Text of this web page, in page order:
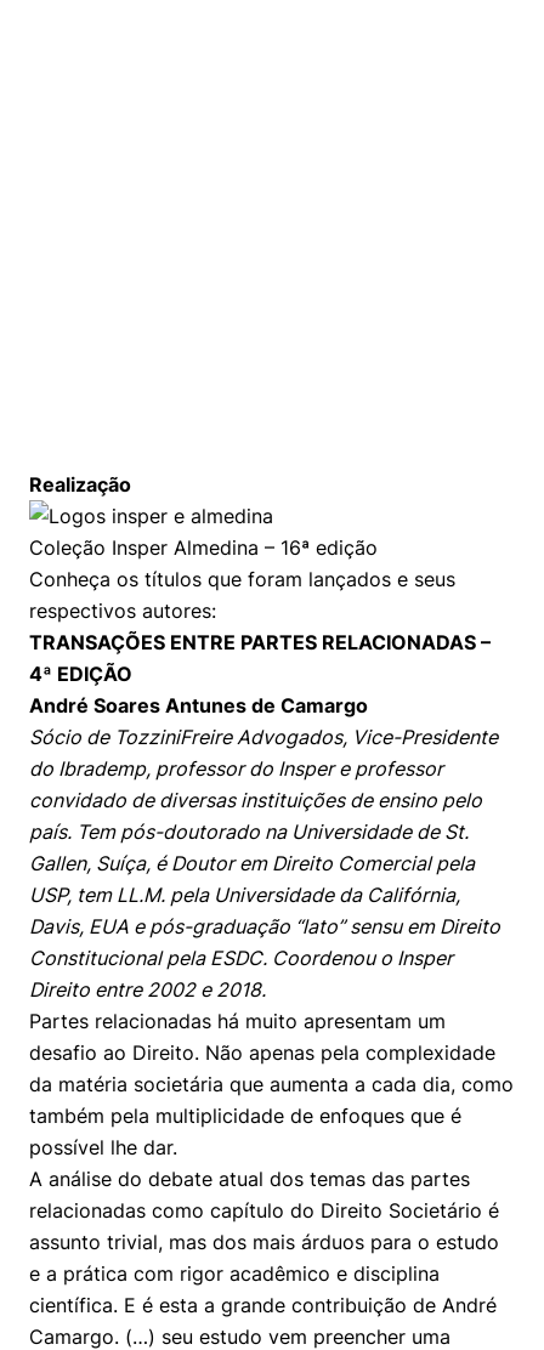
Realização
Coleção Insper Almedina – 16ª edição
Conheça os títulos que foram lançados e seus
respectivos autores:
TRANSAÇÕES ENTRE PARTES RELACIONADAS –
4ª EDIÇÃO
André Soares Antunes de Camargo
Sócio de TozziniFreire Advogados, Vice-Presidente
do Ibrademp, professor do Insper e professor
convidado de diversas instituições de ensino pelo
país. Tem pós-doutorado na Universidade de St.
Gallen, Suíça, é Doutor em Direito Comercial pela
USP, tem LL.M. pela Universidade da Califórnia,
Davis, EUA e pós-graduação “lato” sensu em Direito
Constitucional pela ESDC. Coordenou o Insper
Direito entre 2002 e 2018.
Partes relacionadas há muito apresentam um
desafio ao Direito. Não apenas pela complexidade
da matéria societária que aumenta a cada dia, como
também pela multiplicidade de enfoques que é
possível lhe dar.
A análise do debate atual dos temas das partes
relacionadas como capítulo do Direito Societário é
assunto trivial, mas dos mais árduos para o estudo
e a prática com rigor acadêmico e disciplina
científica. E é esta a grande contribuição de André
Camargo. (…) seu estudo vem preencher uma